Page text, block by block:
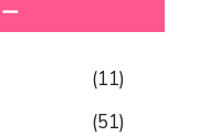
(11)
(51)